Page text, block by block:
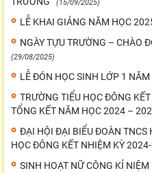
(15/09/2025)
LỄ KHAI GIẢNG NĂM HỌC
NGÀY TỰU TRƯỜNG – CHÀO
(29/08/2025)
LỄ ĐÓN HỌC SINH LỚP 1
TRƯỜNG TIỂU HỌC ĐÔNG
TỔNG KẾT NĂM HỌC 2024 –
ĐẠI HỘI ĐẠI BIỂU ĐOÀN TNCS
HỌC ĐÔNG KẾT NHIỆM KỲ
SINH HOẠT NỮ CÔNG KỈ